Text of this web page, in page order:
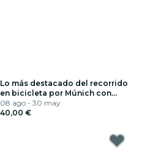
Lo más destacado del recorrido
en bicicleta por Múnich con
parada en una cervecería al aire
libre
08 ago - 30 may
40,00 €